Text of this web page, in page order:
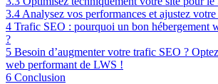
3.4 Analysez vos performances et ajustez votre
4 Trafic SEO : pourquoi un bon hébergement
?
5 Besoin d’augmenter votre trafic SEO ?
web performant de LWS !
6 Conclusion